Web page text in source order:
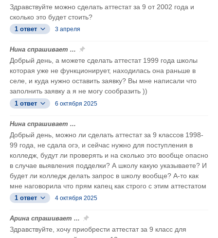
Здравствуйте можно сделать аттестат за 9 от 2002 года и
сколько это будет стоить?
1 ответ 3 апреля
Нина спрашивает ...
Добрый день, а можете сделать аттестат 1999 года школы
которая уже не функционирует, находилась она раньше в
селе, и куда нужно оставить заявку? Вы мне написали что
заполнить заявку а я не могу сообразить ))
1 ответ 6 октября 2025
Нина спрашивает ...
Добрый день, можно ли сделать аттестат за 9 классов 1998-
99 года, не сдала огэ, и сейчас нужно для поступления в
колледж, будут ли проверять и на сколько это вообще опасно
в случае выявления подделки? А школу какую указываете? И
будет ли колледж делать запрос в школу вообще? А-то как
мне наговорила что прям капец как строго с этим аттестатом
1 ответ 4 октября 2025
Арина спрашивает ...
Здравствуйте, хочу приобрести аттестат за 9 класс для